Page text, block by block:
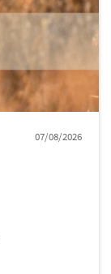
07/08/2026